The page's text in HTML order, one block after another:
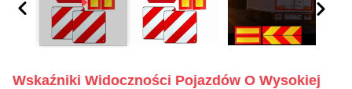
Wskaźniki Widoczności Pojazdów O Wysokiej